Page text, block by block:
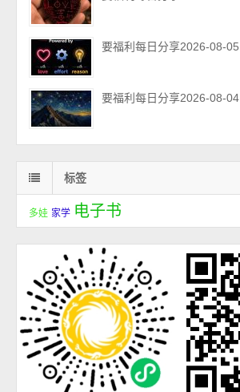
要福利每日分享2026-08-05
要福利每日分享2026-08-04
标签
多娃 家学 电子书